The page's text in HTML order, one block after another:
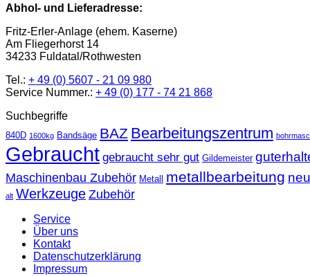
Abhol- und Lieferadresse:
Fritz-Erler-Anlage (ehem. Kaserne)
Am Fliegerhorst 14
34233 Fuldatal/Rothwesten
Tel.: + 49 (0) 5607 - 21 09 980
Service Nummer.: + 49 (0) 177 - 74 21 868
Suchbegriffe
840D 1600kg Bandsäge BAZ Bearbeitungszentrum
Gebraucht gebraucht sehr gut Gildemeister
Maschinenbau Zubehör Metall metallbearbeitung neu
alt Werkzeuge Zubehör
Service
Über uns
Kontakt
Datenschutzerklärung
Impressum